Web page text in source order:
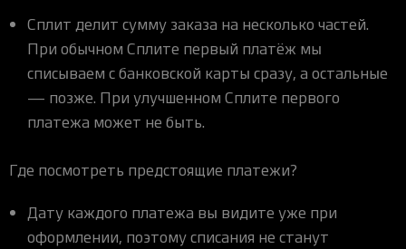
Сплит делит сумму заказа на несколько частей.
При обычном Сплите первый платёж мы
списываем с банковской карты сразу, а остальные
— позже. При улучшенном Сплите первого
платежа может не быть.
Где посмотреть предстоящие платежи?
Дату каждого платежа вы видите уже при
оформлении, поэтому списания не станут